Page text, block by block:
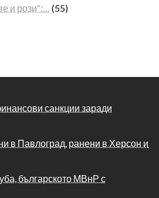
и рози“:… (55)
санкции заради
в Павлоград, ранени в Херсон и
българското МВнР с